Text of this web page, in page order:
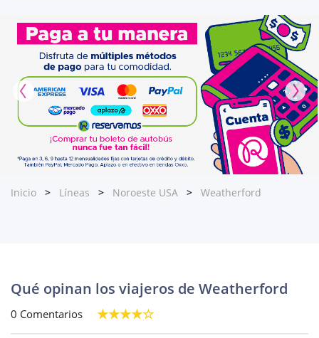
Inicio Líneas Noroeste USA Weatherford
Qué opinan los viajeros de Weatherford
0 Comentarios